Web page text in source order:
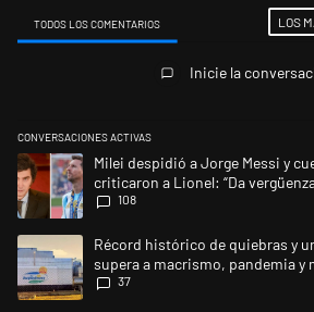
TODOS LOS COMENTARIOS LOS
Inicie la
CONVERSACIONES ACTIVAS
Este listado muestra los artículos con más
Un artículo de tendencia con el título "Milei
Milei despidió a Jorge Messi y
criticaron a Lionel: “Da
Messi”
108
Un artículo de tendencia con el título
Récord histórico de quiebras y
supera a macrismo, pandemia y
37